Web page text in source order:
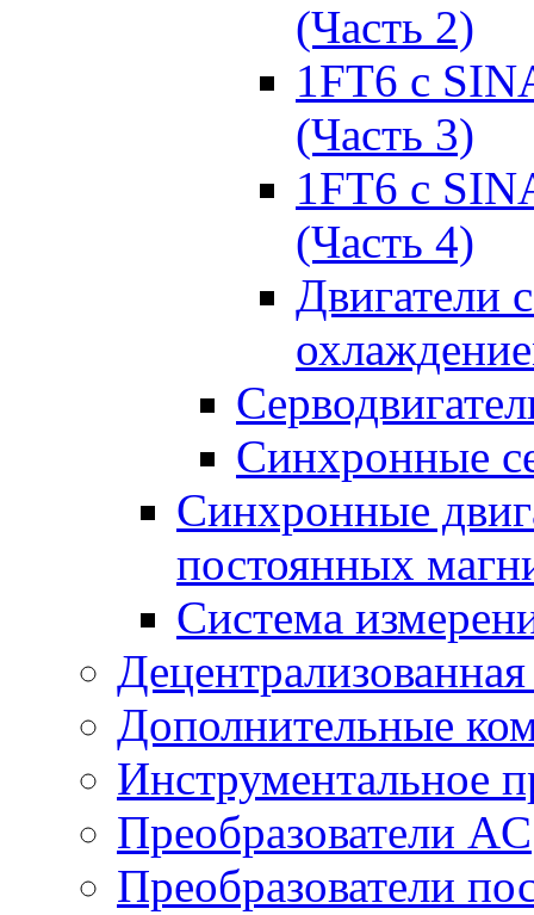
(Часть 2)
1FT6 с
(Часть 3)
1FT6 с
(Часть 4)
Двигатели
Синхронные
Синхронные
постоянных
Система
Дополнительные
Инструментальное
Преобразователи AC
Преобразователи